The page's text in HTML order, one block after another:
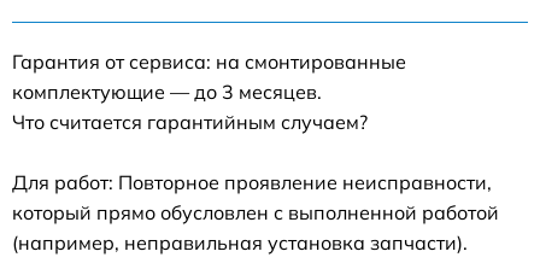
Гарантия от сервиса: на смонтированные
комплектующие — до 3 месяцев.
Что считается гарантийным случаем?
Для работ: Повторное проявление неисправности,
который прямо обусловлен с выполненной работой
(например, неправильная установка запчасти).